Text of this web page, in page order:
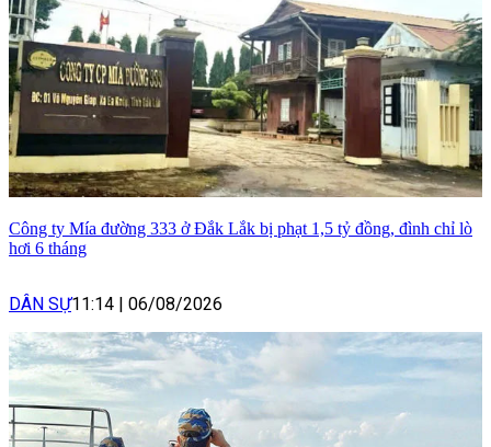
Công ty Mía đường 333 ở Đắk Lắk bị phạt 1,5 tỷ đồng, đình chỉ lò
hơi 6 tháng
DÂN SỰ11:14 | 06/08/2026